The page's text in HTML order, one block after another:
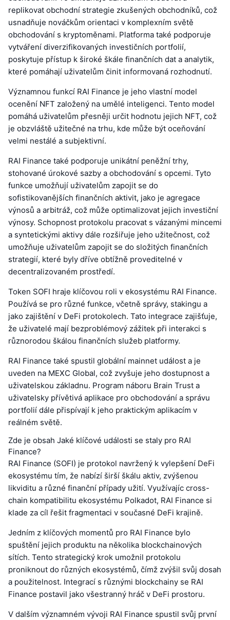
replikovat obchodní strategie zkušených obchodníků, což
usnadňuje nováčkům orientaci v komplexním světě
obchodování s kryptoměnami. Platforma také podporuje
vytváření diverzifikovaných investičních portfolií,
poskytuje přístup k široké škále finančních dat a analytik,
které pomáhají uživatelům činit informovaná rozhodnutí.
Významnou funkcí RAI Finance je jeho vlastní model
ocenění NFT založený na umělé inteligenci. Tento model
pomáhá uživatelům přesněji určit hodnotu jejich NFT, což
je obzvláště užitečné na trhu, kde může být oceňování
velmi nestálé a subjektivní.
RAI Finance také podporuje unikátní peněžní trhy,
stohované úrokové sazby a obchodování s opcemi. Tyto
funkce umožňují uživatelům zapojit se do
sofistikovanějších finančních aktivit, jako je agregace
výnosů a arbitráž, což může optimalizovat jejich investiční
výnosy. Schopnost protokolu pracovat s vázanými mincemi
a syntetickými aktivy dále rozšiřuje jeho užitečnost, což
umožňuje uživatelům zapojit se do složitých finančních
strategií, které byly dříve obtížně proveditelné v
decentralizovaném prostředí.
Token SOFI hraje klíčovou roli v ekosystému RAI Finance.
Používá se pro různé funkce, včetně správy, stakingu a
jako zajištění v DeFi protokolech. Tato integrace zajišťuje,
že uživatelé mají bezproblémový zážitek při interakci s
různorodou škálou finančních služeb platformy.
RAI Finance také spustil globální mainnet událost a je
uveden na MEXC Global, což zvyšuje jeho dostupnost a
uživatelskou základnu. Program náboru Brain Trust a
uživatelsky přívětivá aplikace pro obchodování a správu
portfolií dále přispívají k jeho praktickým aplikacím v
reálném světě.
Zde je obsah Jaké klíčové události se staly pro RAI
Finance?
RAI Finance (SOFI) je protokol navržený k vylepšení DeFi
ekosystému tím, že nabízí širší škálu aktiv, zvýšenou
likviditu a různé finanční případy užití. Využívajíc cross-
chain kompatibilitu ekosystému Polkadot, RAI Finance si
klade za cíl řešit fragmentaci v současné DeFi krajině.
Jedním z klíčových momentů pro RAI Finance bylo
spuštění jejich produktu na několika blockchainových
sítích. Tento strategický krok umožnil protokolu
proniknout do různých ekosystémů, čímž zvýšil svůj dosah
a použitelnost. Integrací s různými blockchainy se RAI
Finance postavil jako všestranný hráč v DeFi prostoru.
V dalším významném vývoji RAI Finance spustil svůj první